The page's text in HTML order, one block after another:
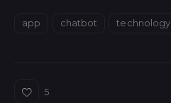
app chatbot technology
5